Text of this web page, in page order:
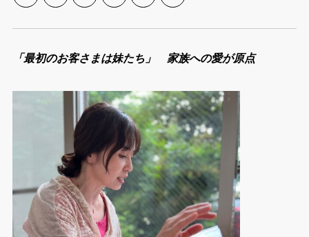
「最初のお客さまは妹たち」 家族への愛が原点